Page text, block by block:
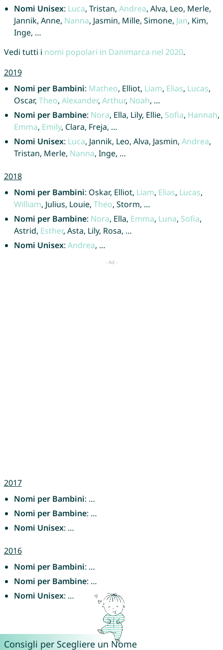
Nomi Unisex: Luca, Tristan, Andrea, Alva, Leo, Merle,
Jannik, Anne, Nanna, Jasmin, Mille, Simone, Jan, Kim,
Inge, …
Vedi tutti i nomi popolari in Danimarca nel 2020.
2019
Nomi per Bambini: Matheo, Elliot, Liam, Elias, Lucas,
Oscar, Theo, Alexander, Arthur, Noah, …
Nomi per Bambine: Nora, Ella, Lily, Ellie, Sofia, Hannah,
Emma, Emily, Clara, Freja, …
Nomi Unisex: Luca, Jannik, Leo, Alva, Jasmin, Andrea,
Tristan, Merle, Nanna, Inge, …
2018
Nomi per Bambini: Oskar, Elliot, Liam, Elias, Lucas,
William, Julius, Louie, Theo, Storm, …
Nomi per Bambine: Nora, Ella, Emma, Luna, Sofia,
Astrid, Esther, Asta, Lily, Rosa, …
Nomi Unisex: Andrea, …
2017
Nomi per Bambini: …
Nomi per Bambine: …
Nomi Unisex: …
2016
Nomi per Bambini: …
Nomi per Bambine: …
Nomi Unisex: …
Consigli per Scegliere un Nome